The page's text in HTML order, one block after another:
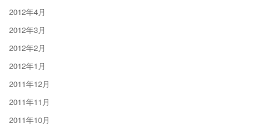
2012年4月
2012年3月
2012年2月
2012年1月
2011年12月
2011年11月
2011年10月